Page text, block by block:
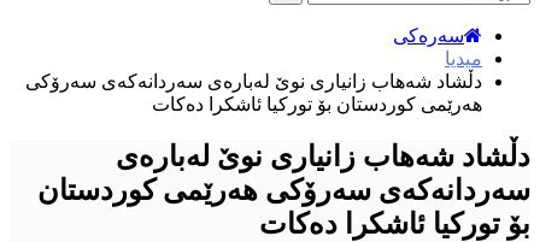
سەرەکی
میدیا
دڵشاد شەهاب زانیاری نوێ لەبارەی سەردانەکەی سەرۆکی
هەرێمی کوردستان بۆ تورکیا ئاشكرا دەكات
دڵشاد شەهاب زانیاری نوێ لەبارەی
سەردانەکەی سەرۆکی هەرێمی کوردستان
بۆ تورکیا ئاشكرا دەكات